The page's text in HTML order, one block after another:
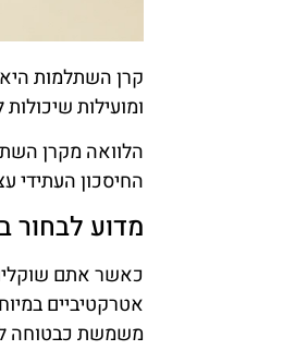
קרן השתלמות היא
ומועילות
הלוואה מקרן
החיסכון העתידי
מדוע לבחור
כאשר אתם
אטרקטיביים
משמשת כבטוחה